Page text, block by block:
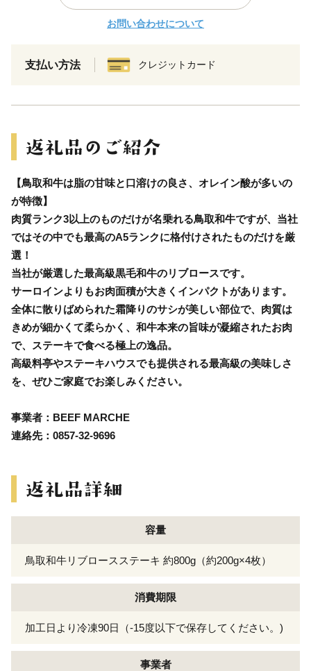
お問い合わせについて
支払い方法 クレジットカード
【鳥取和牛は脂の甘味と口溶けの良さ、オレイン酸が多いの
が特徴】
肉質ランク3以上のものだけが名乗れる鳥取和牛ですが、当社
ではその中でも最高のA5ランクに格付けされたものだけを厳
選！
当社が厳選した最高級黒毛和牛のリブロースです。
サーロインよりもお肉面積が大きくインパクトがあります。
全体に散りばめられた霜降りのサシが美しい部位で、肉質は
きめが細かくて柔らかく、和牛本来の旨味が凝縮されたお肉
で、ステーキで食べる極上の逸品。
高級料亭やステーキハウスでも提供される最高級の美味しさ
を、ぜひご家庭でお楽しみください。
事業者：BEEF MARCHE
連絡先：0857-32-9696
容量
鳥取和牛リブロースステーキ 約800g（約200g×4枚）
消費期限
加工日より冷凍90日（-15度以下で保存してください。)
事業者